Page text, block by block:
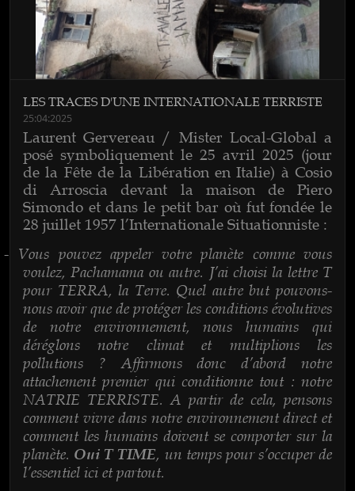
LES TRACES D'UNE INTERNATIONALE TERRISTE
25:04:2025
Laurent Gervereau / Mister Local-Global a
posé symboliquement le 25 avril 2025 (jour
de la Fête de la Libération en Italie) à Cosio
di Arroscia devant la maison de Piero
Simondo et dans le petit bar où fut fondée le
28 juillet 1957 l’Internationale Situationniste :
- Vous pouvez appeler votre planète comme vous
voulez, Pachamama ou autre. J’ai choisi la lettre T
pour TERRA, la Terre. Quel autre but pouvons-
nous avoir que de protéger les conditions évolutives
de notre environnement, nous humains qui
déréglons notre climat et multiplions les
pollutions ? Affirmons donc d’abord notre
attachement premier qui conditionne tout : notre
NATRIE TERRISTE. A partir de cela, pensons
comment vivre dans notre environnement direct et
comment les humains doivent se comporter sur la
planète. Oui T TIME, un temps pour s’occuper de
l’essentiel ici et partout.